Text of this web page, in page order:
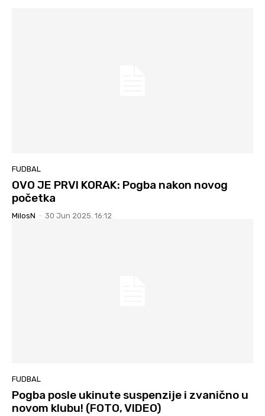
FUDBAL
OVO JE PRVI KORAK: Pogba nakon novog
početka
MilosN - 30 Jun 2025. 16:12
FUDBAL
Pogba posle ukinute suspenzije i zvanično u
novom klubu! (FOTO, VIDEO)